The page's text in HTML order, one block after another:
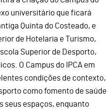
universitário que ficará
Quinta do Costeado, e
de Hotelaria e Turismo,
Superior de Desporto,
O Campus do IPCA em
condições de contexto,
como fomento de saúde
seus espaços, enquanto